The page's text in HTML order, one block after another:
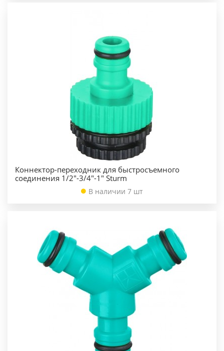
Коннектор-переходник для быстросъемного
соединения 1/2"-3/4"-1" Sturm
В наличии 7 шт